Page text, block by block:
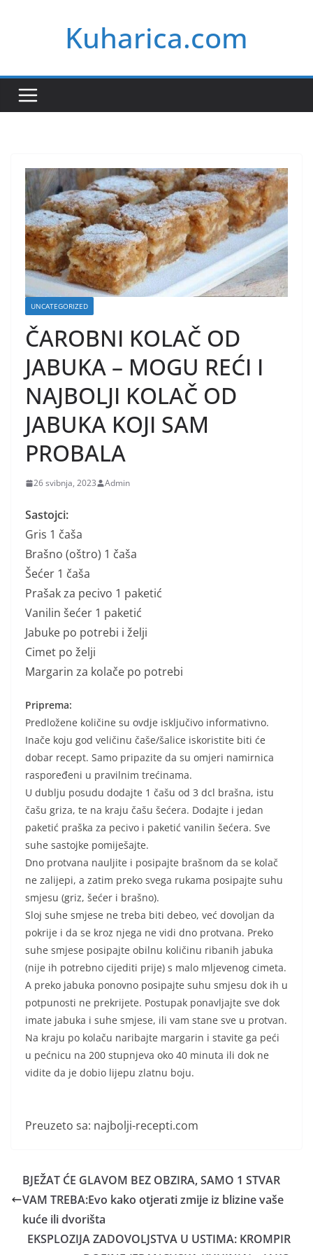
Kuharica.com
UNCATEGORIZED
ČAROBNI KOLAČ OD
JABUKA – MOGU REĆI I
NAJBOLJI KOLAČ OD
JABUKA KOJI SAM
PROBALA
26 svibnja, 2023 Admin
Sastojci:
Gris 1 čaša
Brašno (oštro) 1 čaša
Šećer 1 čaša
Prašak za pecivo 1 paketić
Vanilin šećer 1 paketić
Jabuke po potrebi i želji
Cimet po želji
Margarin za kolače po potrebi
Priprema:
Predložene količine su ovdje isključivo informativno.
Inače koju god veličinu čaše/šalice iskoristite biti će
dobar recept. Samo pripazite da su omjeri namirnica
raspoređeni u pravilnim trećinama.
U dublju posudu dodajte 1 čašu od 3 dcl brašna, istu
čašu griza, te na kraju čašu šećera. Dodajte i jedan
paketić praška za pecivo i paketić vanilin šećera. Sve
suhe sastojke pomiješajte.
Dno protvana nauljite i posipajte brašnom da se kolač
ne zalijepi, a zatim preko svega rukama posipajte suhu
smjesu (griz, šećer i brašno).
Sloj suhe smjese ne treba biti debeo, već dovoljan da
pokrije i da se kroz njega ne vidi dno protvana. Preko
suhe smjese posipajte obilnu količinu ribanih jabuka
(nije ih potrebno cijediti prije) s malo mljevenog cimeta.
A preko jabuka ponovno posipajte suhu smjesu dok ih u
potpunosti ne prekrijete. Postupak ponavljajte sve dok
imate jabuka i suhe smjese, ili vam stane sve u protvan.
Na kraju po kolaču naribajte margarin i stavite ga peći
u pećnicu na 200 stupnjeva oko 40 minuta ili dok ne
vidite da je dobio lijepu zlatnu boju.
Preuzeto sa: najbolji-recepti.com
BJEŽAT ĆE GLAVOM BEZ OBZIRA, SAMO 1 STVAR
VAM TREBA:Evo kako otjerati zmije iz blizine vaše
kuće ili dvorišta
EKSPLOZIJA ZADOVOLJSTVA U USTIMA: KROMPIR